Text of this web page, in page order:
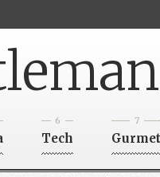
6
Tech
7
Gurmet